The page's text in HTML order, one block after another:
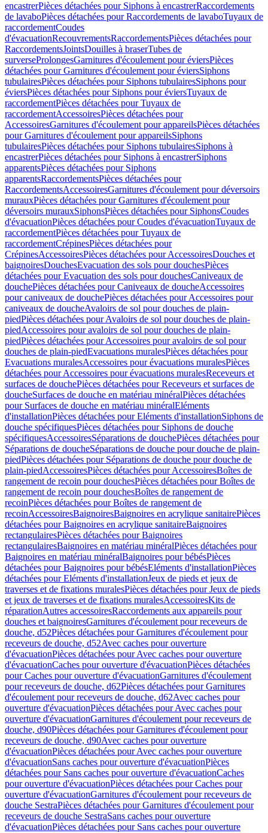
encastrerPièces détachées pour Siphons à encastrerRaccordements
de lavaboPièces détachées pour Raccordements de lavaboTuyaux de
raccordementCoudes
d'évacuationRecouvrementsRaccordementsPièces détachées pour
RaccordementsJointsDouilles à braserTubes de
surverseProlongesGarnitures d'écoulement pour éviersPièces
détachées pour Garnitures d'écoulement pour éviersSiphons
tubulairesPièces détachées pour Siphons tubulairesSiphons pour
éviersPièces détachées pour Siphons pour éviersTuyaux de
raccordementPièces détachées pour Tuyaux de
raccordementAccessoiresPièces détachées pour
AccessoiresGarnitures d'écoulement pour appareilsPièces détachées
pour Garnitures d'écoulement pour appareilsSiphons
tubulairesPièces détachées pour Siphons tubulairesSiphons à
encastrerPièces détachées pour Siphons à encastrerSiphons
apparentsPièces détachées pour Siphons
apparentsRaccordementsPièces détachées pour
RaccordementsAccessoiresGarnitures d'écoulement pour déversoirs
murauxPièces détachées pour Garnitures d'écoulement pour
déversoirs murauxSiphonsPièces détachées pour SiphonsCoudes
d'évacuationPièces détachées pour Coudes d'évacuationTuyaux de
raccordementPièces détachées pour Tuyaux de
raccordementCrépinesPièces détachées pour
CrépinesAccessoiresPièces détachées pour AccessoiresDouches et
baignoiresDouchesEvacuation des sols pour douchesPièces
détachées pour Evacuation des sols pour douchesCaniveaux de
douchePièces détachées pour Caniveaux de doucheAccessoires
pour caniveaux de douchePièces détachées pour Accessoires pour
caniveaux de doucheAvaloirs de sol pour douches de plain-
piedPièces détachées pour Avaloirs de sol pour douches de plain-
piedAccessoires pour avaloirs de sol pour douches de plain-
piedPièces détachées pour Accessoires pour avaloirs de sol pour
douches de plain-piedEvacuations muralesPièces détachées pour
Evacuations muralesAccessoires pour évacuations muralesPièces
détachées pour Accessoires pour évacuations muralesReceveurs et
surfaces de douchePièces détachées pour Receveurs et surfaces de
doucheSurfaces de douche en matériau minéralPièces détachées
pour Surfaces de douche en matériau minéralEléments
d'installationPièces détachées pour Eléments d'installationSiphons de
douche spécifiquesPièces détachées pour Siphons de douche
spécifiquesAccessoiresSéparations de douchePièces détachées pour
Séparations de doucheSéparations de douche pour douche de plain-
piedPièces détachées pour Séparations de douche pour douche de
plain-piedAccessoiresPièces détachées pour AccessoiresBoîtes de
rangement de recoin pour douchesPièces détachées pour Boîtes de
rangement de recoin pour douchesBoîtes de rangement de
recoinPièces détachées pour Boîtes de rangement de
recoinAccessoiresBaignoiresBaignoires en acrylique sanitairePièces
détachées pour Baignoires en acrylique sanitaireBaignoires
rectangulairesPièces détachées pour Baignoires
rectangulairesBaignoires en matériau minéralPièces détachées pour
Baignoires en matériau minéralBaignoires pour bébésPièces
détachées pour Baignoires pour bébésEléments d'installationPièces
détachées pour Eléments d'installationJeux de pieds et jeux de
traverses et de fixations muralesPièces détachées pour Jeux de pieds
et jeux de traverses et de fixations muralesAccessoiresKits de
réparationAutres accessoiresRaccordements aux appareils pour
douches et baignoiresGarnitures d'écoulement pour receveurs de
douche, d52Pièces détachées pour Garnitures d'écoulement pour
receveurs de douche, d52Avec caches pour ouverture
d'évacuationPièces détachées pour Avec caches pour ouverture
d'évacuationCaches pour ouverture d'évacuationPièces détachées
pour Caches pour ouverture d'évacuationGarnitures d'écoulement
pour receveurs de douche, d62Pièces détachées pour Garnitures
d'écoulement pour receveurs de douche, d62Avec caches pour
ouverture d'évacuationPièces détachées pour Avec caches pour
ouverture d'évacuationGarnitures d'écoulement pour receveurs de
douche, d90Pièces détachées pour Garnitures d'écoulement pour
receveurs de douche, d90Avec caches pour ouverture
d'évacuationPièces détachées pour Avec caches pour ouverture
d'évacuationSans caches pour ouverture d'évacuationPièces
détachées pour Sans caches pour ouverture d'évacuationCaches
pour ouverture d'évacuationPièces détachées pour Caches pour
ouverture d'évacuationGarnitures d'écoulement pour receveurs de
douche SestraPièces détachées pour Garnitures d'écoulement pour
receveurs de douche SestraSans caches pour ouverture
d'évacuationPièces détachées pour Sans caches pour ouverture